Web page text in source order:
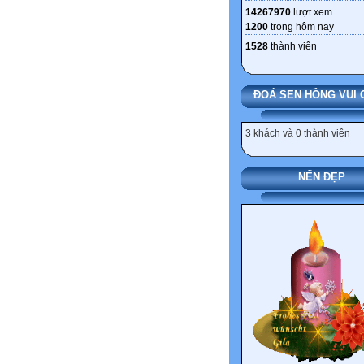
14267970 lượt xem
1200 trong hôm nay
1528 thành viên
ĐOÁ SEN HỒNG VUI
3 khách và 0 thành viên
NẾN ĐẸP